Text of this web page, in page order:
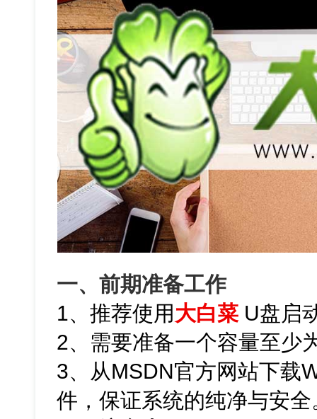
一、前期准备工作
1、推荐使用 大白菜 U盘启
2、需要准备一个容量至少
3、从MSDN官方网站下载
件，保证系统的纯净与安全